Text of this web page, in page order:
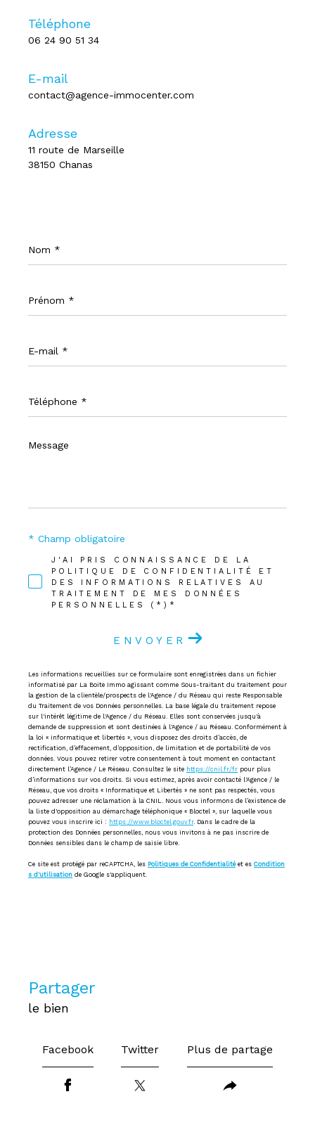
Téléphone
06 24 90 51 34
E-mail
contact@agence-immocenter.com
Adresse
11 route de Marseille
38150 Chanas
*
*
mail
*
*
Message
J'AI PRIS CONNAISSANCE DE LA
POLITIQUE DE CONFIDENTIALITÉ ET
DES INFORMATIONS RELATIVES AU
TRAITEMENT DE MES DONNÉES
PERSONNELLES (*)*
* Champ obligatoire
ENVOYER
Les informations recueillies sur ce formulaire sont enregistrées dans un fichier
informatisé par La Boite Immo agissant comme Sous-traitant du traitement pour
la gestion de la clientèle/prospects de l'Agence / du Réseau qui reste Responsable
du Traitement de vos Données personnelles. La base légale du traitement repose
sur l'intérêt légitime de l'Agence / du Réseau. Elles sont conservées jusqu'à
demande de suppression et sont destinées à l'Agence / au Réseau. Conformément à
la loi « informatique et libertés », vous disposez des droits d’accès, de
rectification, d’effacement, d’opposition, de limitation et de portabilité de vos
données. Vous pouvez retirer votre consentement à tout moment en contactant
directement l’Agence / Le Réseau. Consultez le site https://cnil.fr/fr pour plus
d’informations sur vos droits. Si vous estimez, après avoir contacté l'Agence / le
Réseau, que vos droits « Informatique et Libertés » ne sont pas respectés, vous
pouvez adresser une réclamation à la CNIL. Nous vous informons de l’existence de
la liste d'opposition au démarchage téléphonique « Bloctel », sur laquelle vous
pouvez vous inscrire ici : https://www.bloctel.gouv.fr. Dans le cadre de la
protection des Données personnelles, nous vous invitons à ne pas inscrire de
Données sensibles dans le champ de saisie libre.
Ce site est protégé par reCAPTCHA, les Politiques de Confidentialitéet es Condition
s d'utilisation de Google s'appliquent.
partager
le bien
Facebook Twitter Plus de partage